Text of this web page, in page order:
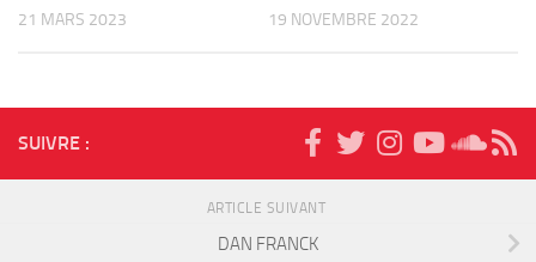
21 MARS 2023 19 NOVEMBRE 2022
SUIVRE :
ARTICLE SUIVANT
DAN FRANCK